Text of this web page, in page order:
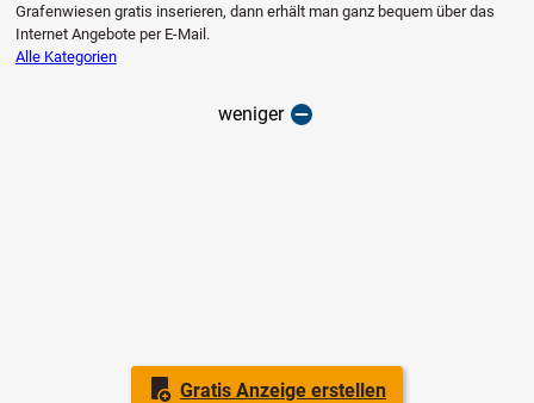
Gratis Anzeige erstellen
Grafenwiesen gratis inserieren, dann erhält man ganz bequem über das
Internet Angebote per E-Mail.
Alle Kategorien
weniger